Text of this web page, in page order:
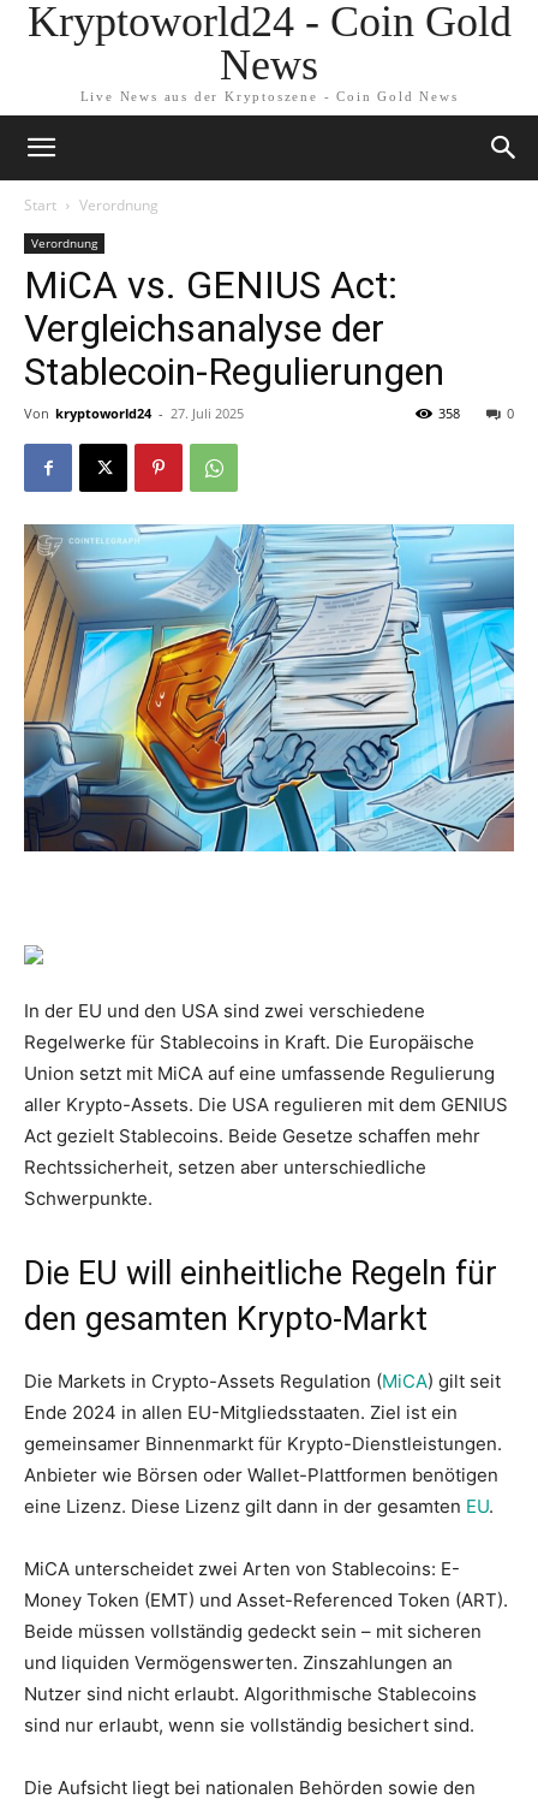
Kryptoworld24 - Coin Gold
News
Live News aus der Kryptoszene - Coin Gold News
Start Verordnung
Verordnung
MiCA vs. GENIUS Act:
Vergleichsanalyse der
Stablecoin-Regulierungen
Von kryptoworld24 - 27. Juli 2025 0
358
In der EU und den USA sind zwei verschiedene
Regelwerke für Stablecoins in Kraft. Die Europäische
Union setzt mit MiCA auf eine umfassende Regulierung
aller Krypto-Assets. Die USA regulieren mit dem GENIUS
Act gezielt Stablecoins. Beide Gesetze schaffen mehr
Rechtssicherheit, setzen aber unterschiedliche
Schwerpunkte.
Die EU will einheitliche Regeln für
den gesamten Krypto-Markt
Die Markets in Crypto-Assets Regulation (MiCA) gilt seit
Ende 2024 in allen EU-Mitgliedsstaaten. Ziel ist ein
gemeinsamer Binnenmarkt für Krypto-Dienstleistungen.
Anbieter wie Börsen oder Wallet-Plattformen benötigen
eine Lizenz. Diese Lizenz gilt dann in der gesamten EU.
MiCA unterscheidet zwei Arten von Stablecoins: E-
Money Token (EMT) und Asset-Referenced Token (ART).
Beide müssen vollständig gedeckt sein – mit sicheren
und liquiden Vermögenswerten. Zinszahlungen an
Nutzer sind nicht erlaubt. Algorithmische Stablecoins
sind nur erlaubt, wenn sie vollständig besichert sind.
Die Aufsicht liegt bei nationalen Behörden sowie den